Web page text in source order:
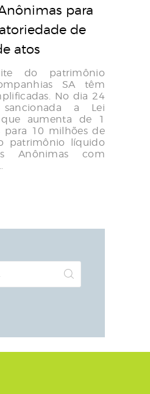
para
de
atos
do patrimônio
SA têm
No dia 24
a Lei
que aumenta de 1
para 10 milhões de
patrimônio líquido
Anônimas com